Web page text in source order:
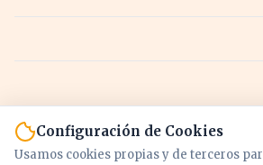
Configuración de Cookies
Usamos cookies propias y de terceros